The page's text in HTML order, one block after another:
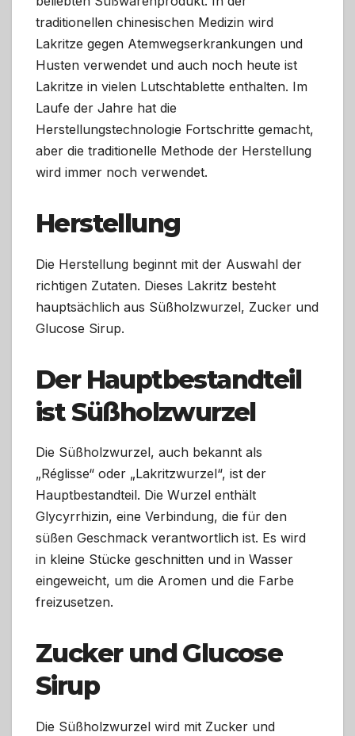
traditionellen chinesischen Medizin wird
Lakritze gegen Atemwegserkrankungen und
Husten verwendet und auch noch heute ist
Lakritze in vielen Lutschtablette enthalten. Im
Laufe der Jahre hat die
Herstellungstechnologie Fortschritte gemacht,
aber die traditionelle Methode der Herstellung
wird immer noch verwendet.
Herstellung
Die Herstellung beginnt mit der Auswahl der
richtigen Zutaten. Dieses Lakritz besteht
hauptsächlich aus Süßholzwurzel, Zucker und
Glucose Sirup.
Der Hauptbestandteil
ist Süßholzwurzel
Die Süßholzwurzel, auch bekannt als
„Réglisse“ oder „Lakritzwurzel“, ist der
Hauptbestandteil. Die Wurzel enthält
Glycyrrhizin, eine Verbindung, die für den
süßen Geschmack verantwortlich ist. Es wird
in kleine Stücke geschnitten und in Wasser
eingeweicht, um die Aromen und die Farbe
freizusetzen.
Zucker und Glucose
Sirup
Die Süßholzwurzel wird mit Zucker und